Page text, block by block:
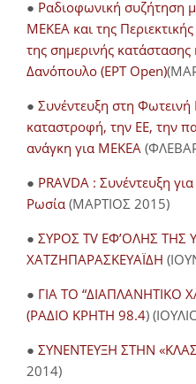
● Ραδιοφωνική συζήτηση
ΜΕΚΕΑ και της
της σημερινής
Δανόπουλο (ΕΡΤ Open)
● Συνέντευξη στη
καταστροφή, την ΕΕ, την
ανάγκη για ΜΕΚΕΑ
● PRAVDA : Συνέντευξη
Ρωσία (ΜΑΡΤΙΟΣ 2015)
● ΣΥΡΟΣ TV ΕΦ’ΟΛΗΣ
ΧΑΤΖΗΠΑΡΑΣΚΕΥΑΪΔΗ
● ΓΙΑ ΤΟ “ΔΙΑΠΛΑΝΗΤΙΚΟ
(ΡΑΔΙΟ ΚΡΗΤΗ 98.4)
● ΣΥΝΕΝΤΕΥΞΗ ΣΤΗΝ
2014)